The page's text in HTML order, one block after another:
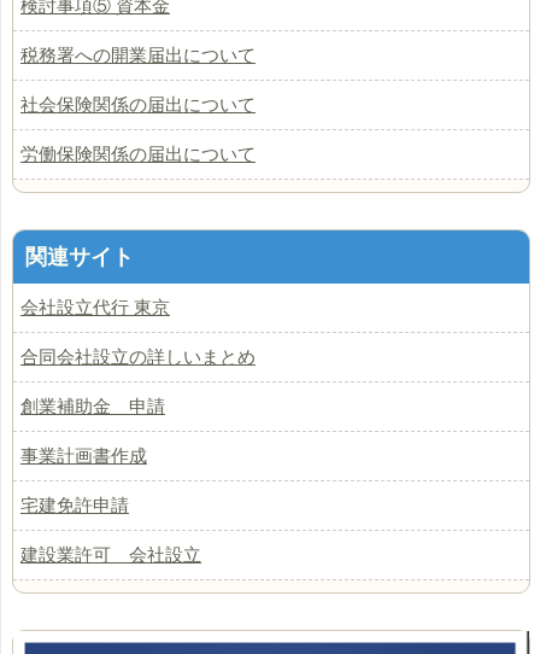
検討事項⑤ 資本金
税務署への開業届出について
社会保険関係の届出について
労働保険関係の届出について
関連サイト
会社設立代行 東京
合同会社設立の詳しいまとめ
創業補助金 申請
事業計画書作成
宅建免許申請
建設業許可 会社設立